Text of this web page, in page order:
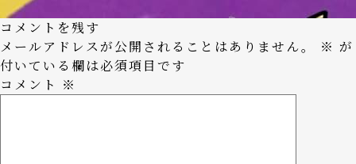
コメントを残す
メールアドレスが公開されることはありません。
※ が
付いている欄は必須項目です
コメント ※